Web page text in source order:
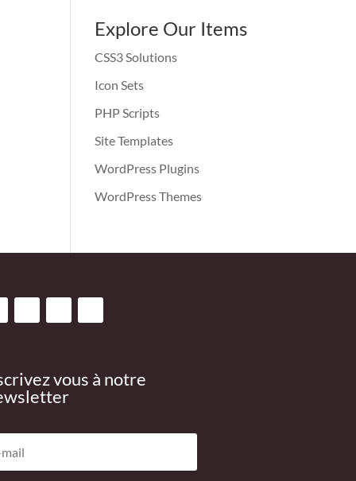
Explore Our Items
CSS3 Solutions
Icon Sets
PHP Scripts
Site Templates
WordPress Plugins
WordPress Themes
vous à notre